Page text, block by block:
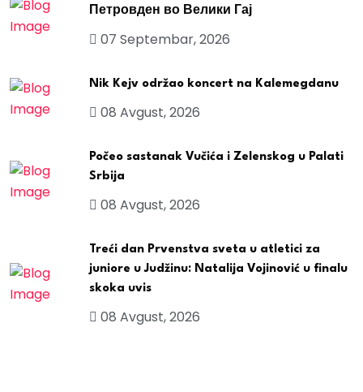
Петровден во Велики Гај
07 Septembar, 2026
Nik Kejv održao koncert na Kalemegdanu
08 Avgust, 2026
Počeo sastanak Vučića i Zelenskog u Palati
Srbija
08 Avgust, 2026
Treći dan Prvenstva sveta u atletici za
juniore u Judžinu: Natalija Vojinović u finalu
skoka uvis
08 Avgust, 2026